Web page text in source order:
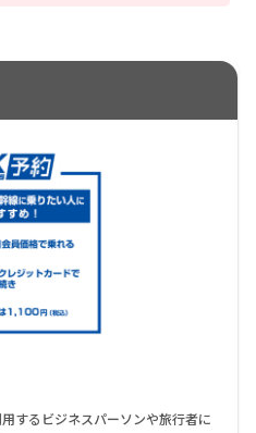
するビジネスパーソンや旅行者に